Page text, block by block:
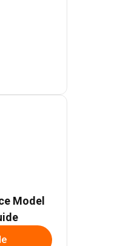
Model